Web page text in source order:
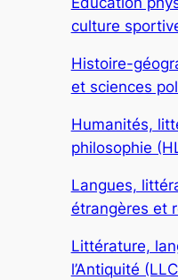
culture
Histoire-
et sciences
Humanités,
philosophie
Langues,
étrangères et
Littérature,
l’Antiquité